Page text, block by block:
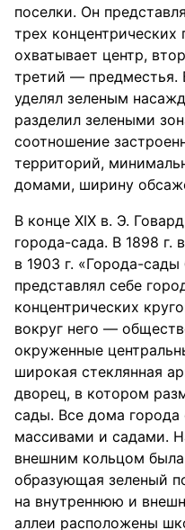
поселки. Он
трех
охватывает центр,
третий — предместья.
уделял зеленым
разделил зелеными
соотношение
территорий,
домами, ширину
В конце XIX в. Э.
города-сада. В 1898 г.
в 1903 г. «Города-
представлял себе
концентрических
вокруг него —
окруженные
широкая стеклянная
дворец, в котором
сады. Все дома
массивами и садами.
внешним кольцом
образующая зеленый
на внутреннюю и
аллеи расположены